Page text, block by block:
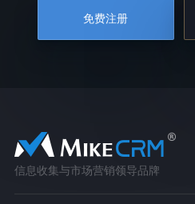
免费注册
信息收集与市场营销领导品牌